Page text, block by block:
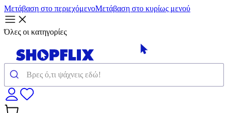
Μετάβαση στο περιεχόμενοΜετάβαση στο κυρίως μενού
Όλες οι κατηγορίες